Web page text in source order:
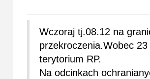
Wczoraj tj.08.12 na
przekroczenia.Wobec
terytorium RP.
Na odcinkach